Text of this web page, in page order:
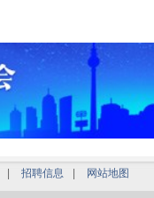
招聘信息 网站地图